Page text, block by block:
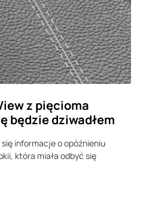
z pięcioma
będzie dziwadłem
informacje o opóźnieniu
która miała odbyć się